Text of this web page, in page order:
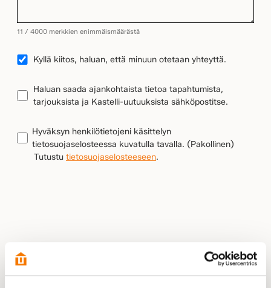
11 / 4000 merkkien enimmäismäärästä
YHTEYDENOTTO
Kyllä kiitos, haluan, että minuun otetaan yhteyttä.
UUTISKIRJEEN
TILAUS
Haluan saada ajankohtaista tietoa tapahtumista,
tarjouksista ja Kastelli-uutuuksista sähköpostitse.
TIETOSUOJA(Pakollinen)
Hyväksyn henkilötietojeni käsittelyn
tietosuojaselosteessa kuvatulla tavalla. (Pakollinen)
Tutustu tietosuojaselosteeseen.